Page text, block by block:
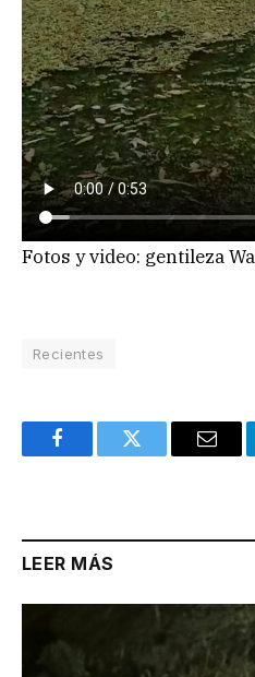
Fotos y video: gentileza
Recientes
FacebookTwitter Email
LEER MÁS